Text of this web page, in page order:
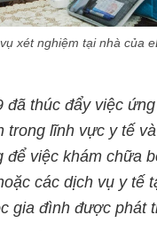
xét nghiệm tại nhà của
đã thúc đẩy việc
trong lĩnh vực y tế
để việc khám chữa
các dịch vụ y tế
gia đình được phát